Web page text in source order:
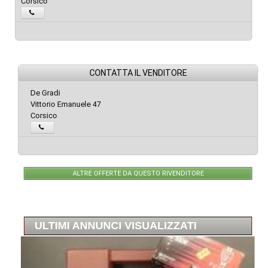
CONTATTA IL VENDITORE
De Gradi
Vittorio Emanuele 47
Corsico
ALTRE OFFERTE DA QUESTO RIVENDITORE
ULTIMI ANNUNCI VISUALIZZATI